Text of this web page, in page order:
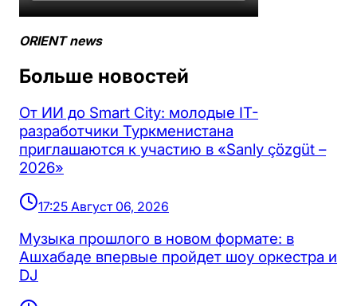
ORIENT news
Больше новостей
От ИИ до Smart City: молодые IT-
разработчики Туркменистана
приглашаются к участию в «Sanly çözgüt –
2026»
17:25 Август 06, 2026
Музыка прошлого в новом формате: в
Ашхабаде впервые пройдет шоу оркестра и
DJ